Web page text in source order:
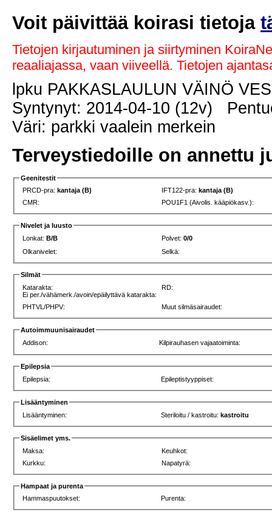
Voit päivittää koirasi tietoja
Tietojen kirjautuminen ja siirtyminen
reaaliajassa, vaan viiveellä. Tietojen
lpku PAKKASLAULUN VÄINÖ
Syntynyt: 2014-04-10 (12v)
Väri: parkki vaalein merkein
Terveystiedoille on annettu
Geenitestit
PRCD-pra: kantaja (B) IFT122-pra: kantaja (B)
CMR:
POU1F1 (Aivolis. kääpiökasv.):
Nivelet ja luusto
Lonkat:B/B Polvet:0/0
Olkanivelet:
Selkä:
Silmät
Katarakta:
Ei per./vähämerk./avoin/epäilyttävä katarakta:
RD:
PHTVL/PHPV: Muut silmäsairaudet:
Autoimmuunisairaudet
Addison:
Kilpirauhasen vajaatoiminta:
Epilepsia
Epilepsia:
Epileptistyyppiset:
Lisääntyminen
Lisääntyminen:
Steriloitu / kastroitu:kastroitu
Sisäelimet yms.
Maksa:
Keuhkot:
Kurkku:
Napatyrä:
Hampaat ja purenta
Hammaspuutokset:
Purenta: